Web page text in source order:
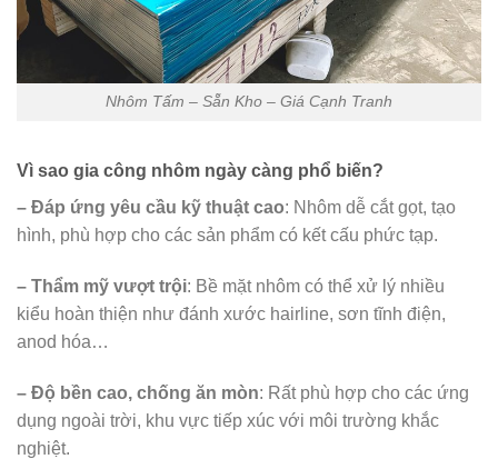
Nhôm Tấm – Sẵn Kho – Giá Cạnh Tranh
Vì sao gia công nhôm ngày càng phổ biến?
– Đáp ứng yêu cầu kỹ thuật cao: Nhôm dễ cắt gọt, tạo
hình, phù hợp cho các sản phẩm có kết cấu phức tạp.
– Thẩm mỹ vượt trội: Bề mặt nhôm có thể xử lý nhiều
kiểu hoàn thiện như đánh xước hairline, sơn tĩnh điện,
anod hóa…
– Độ bền cao, chống ăn mòn: Rất phù hợp cho các ứng
dụng ngoài trời, khu vực tiếp xúc với môi trường khắc
nghiệt.